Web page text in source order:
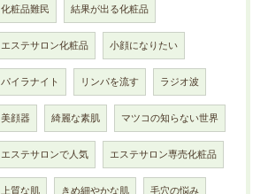
化粧品難民 結果が出る化粧品
エステサロン化粧品 小顔になりたい
パイラナイト リンパを流す ラジオ波
美顔器 綺麗な素肌 マツコの知らない世界
エステサロンで人気 エステサロン専売化粧品
上質な肌 きめ細やかな肌 毛穴の悩み